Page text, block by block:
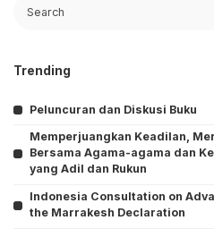
Trending
Peluncuran dan Diskusi Buku
Memperjuangkan Keadilan,
Bersama Agama-agama dan
yang Adil dan Rukun
Indonesia Consultation on
the Marrakesh Declaration